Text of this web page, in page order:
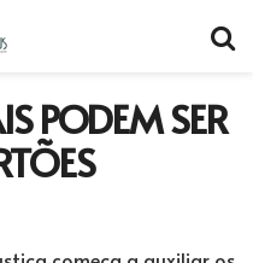
PODEM SER